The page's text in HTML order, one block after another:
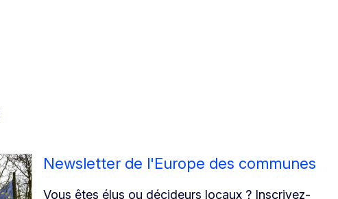
Newsletter de l'Europe des communes
Vous êtes élus ou décideurs locaux ? Inscrivez-